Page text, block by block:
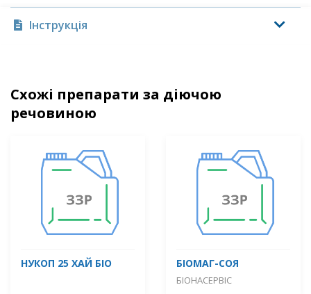
Інструкція
Схожі препарати за діючою
речовиною
НУКОП 25 ХАЙ БІО БІОМАГ-СОЯ
БІОНАСЕРВІС